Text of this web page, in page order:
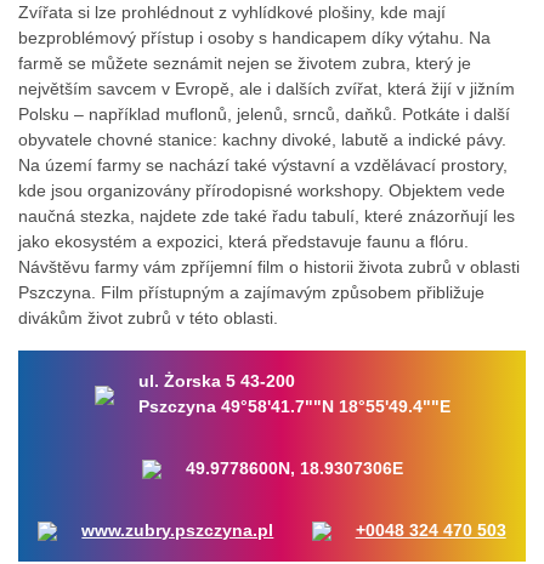
Zvířata si lze prohlédnout z vyhlídkové plošiny, kde mají
bezproblémový přístup i osoby s handicapem díky výtahu. Na
farmě se můžete seznámit nejen se životem zubra, který je
největším savcem v Evropě, ale i dalších zvířat, která žijí v jižním
Polsku – například muflonů, jelenů, srnců, daňků. Potkáte i další
obyvatele chovné stanice: kachny divoké, labutě a indické pávy.
Na území farmy se nachází také výstavní a vzdělávací prostory,
kde jsou organizovány přírodopisné workshopy. Objektem vede
naučná stezka, najdete zde také řadu tabulí, které znázorňují les
jako ekosystém a expozici, která představuje faunu a flóru.
Návštěvu farmy vám zpříjemní film o historii života zubrů v oblasti
Pszczyna. Film přístupným a zajímavým způsobem přibližuje
divákům život zubrů v této oblasti.
ul. Żorska 5 43-200
Pszczyna 49°58'41.7""N 18°55'49.4""E
49.9778600N, 18.9307306E
www.zubry.pszczyna.pl +0048 324 470 503